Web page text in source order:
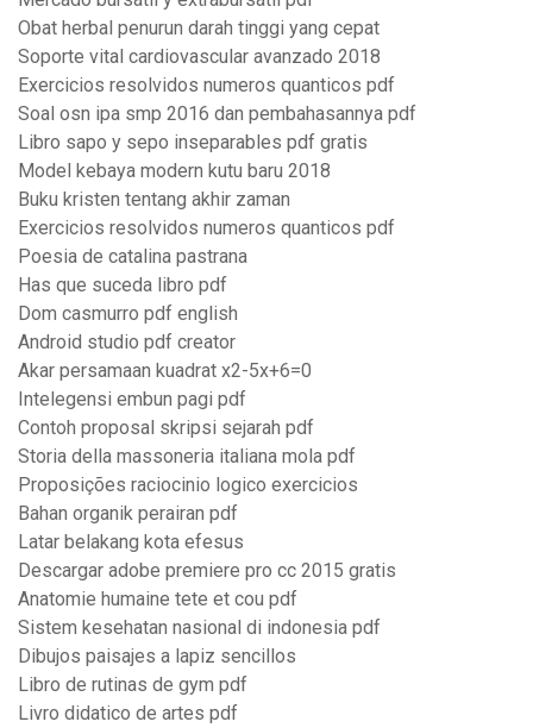
Obat herbal penurun darah tinggi yang cepat
Soporte vital cardiovascular avanzado 2018
Exercicios resolvidos numeros quanticos pdf
Soal osn ipa smp 2016 dan pembahasannya pdf
Libro sapo y sepo inseparables pdf gratis
Model kebaya modern kutu baru 2018
Buku kristen tentang akhir zaman
Exercicios resolvidos numeros quanticos pdf
Poesia de catalina pastrana
Has que suceda libro pdf
Dom casmurro pdf english
Android studio pdf creator
Akar persamaan kuadrat x2-5x+6=0
Intelegensi embun pagi pdf
Contoh proposal skripsi sejarah pdf
Storia della massoneria italiana mola pdf
Proposições raciocinio logico exercicios
Bahan organik perairan pdf
Latar belakang kota efesus
Descargar adobe premiere pro cc 2015 gratis
Anatomie humaine tete et cou pdf
Sistem kesehatan nasional di indonesia pdf
Dibujos paisajes a lapiz sencillos
Libro de rutinas de gym pdf
Livro didatico de artes pdf